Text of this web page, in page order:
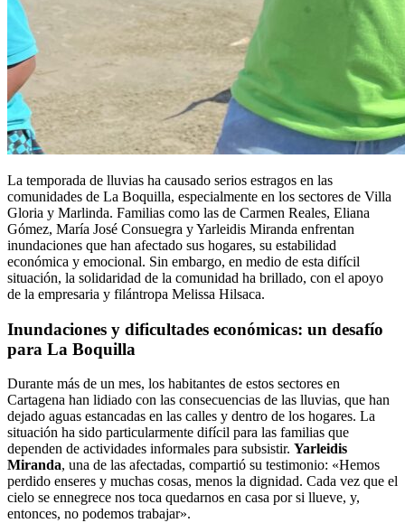
La temporada de lluvias ha causado serios estragos en las
comunidades de La Boquilla, especialmente en los sectores de Villa
Gloria y Marlinda. Familias como las de Carmen Reales, Eliana
Gómez, María José Consuegra y Yarleidis Miranda enfrentan
inundaciones que han afectado sus hogares, su estabilidad
económica y emocional. Sin embargo, en medio de esta difícil
situación, la solidaridad de la comunidad ha brillado, con el apoyo
de la empresaria y filántropa Melissa Hilsaca.
Inundaciones y dificultades económicas: un desafío
para La Boquilla
Durante más de un mes, los habitantes de estos sectores en
Cartagena han lidiado con las consecuencias de las lluvias, que han
dejado aguas estancadas en las calles y dentro de los hogares. La
situación ha sido particularmente difícil para las familias que
dependen de actividades informales para subsistir. Yarleidis
Miranda, una de las afectadas, compartió su testimonio: «Hemos
perdido enseres y muchas cosas, menos la dignidad. Cada vez que el
cielo se ennegrece nos toca quedarnos en casa por si llueve, y,
entonces, no podemos trabajar».